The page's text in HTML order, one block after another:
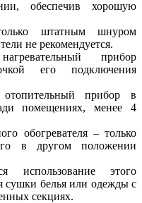
обеспечив хорошую
штатным шнуром
не рекомендуется.
прибор
его подключения
отопительный прибор в
помещениях, менее 4
обогревателя – только
в другом положении
использование этого
сушки белья или одежды с
секциях.